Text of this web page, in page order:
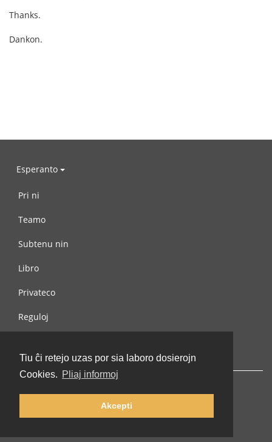
Tiu ĉi retejo uzas por sia laboro dosierojn
Cookies. Pliaj informoj
Akcepti
Thanks.
Dankon.
Esperanto
Pri ni
Teamo
Subtenu nin
Libro
Privateco
Reguloj
© 2002-2026 lernu.net |Impressum